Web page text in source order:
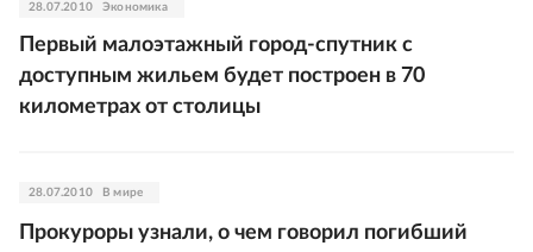
28.07.2010 Экономика
Первый малоэтажный город-спутник с
доступным жильем будет построен в 70
километрах от столицы
28.07.2010 В мире
Прокуроры узнали, о чем говорил погибший